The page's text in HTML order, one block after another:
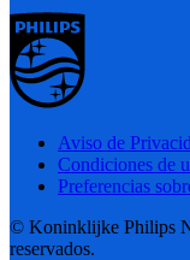
Aviso de
Condiciones de
Preferencias
© Koninklijke Philips
reservados.